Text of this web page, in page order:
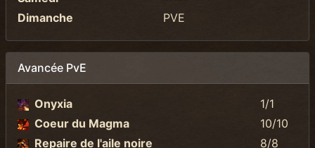
Dimanche
PVE
Avancée PvE
Onyxia
1/1
Coeur du Magma
10/10
Repaire de l'aile noire
8/8